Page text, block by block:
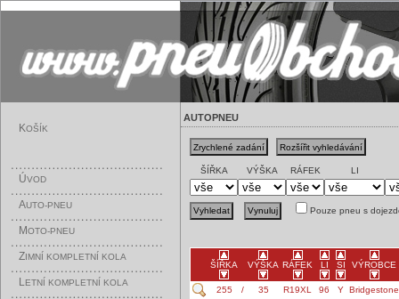
KOŠÍK
ÚVOD
AUTO-PNEU
MOTO-PNEU
ZIMNÍ KOMPLETNÍ KOLA
LETNÍ KOMPLETNÍ KOLA
AUTOPNEU
ŠÍŘKA VÝŠKA RÁFEK LI
Pouze pneu s
ŠÍŘKA VÝŠKA RÁFEK LI SI VÝROBCE
255 / 35 R19XL 96 Y
Bridgestone